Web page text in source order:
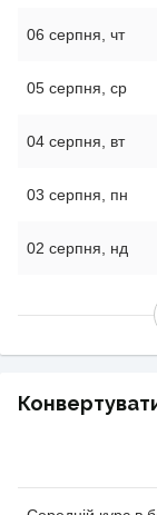
06 серпня, чт
05 серпня, ср
04 серпня, вт
03 серпня, пн
02 серпня, нд